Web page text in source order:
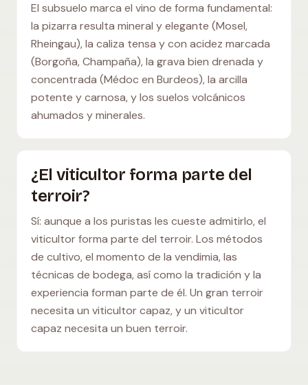
El subsuelo marca el vino de forma fundamental:
la pizarra resulta mineral y elegante (Mosel,
Rheingau), la caliza tensa y con acidez marcada
(Borgoña, Champaña), la grava bien drenada y
concentrada (Médoc en Burdeos), la arcilla
potente y carnosa, y los suelos volcánicos
ahumados y minerales.
¿El viticultor forma parte del
terroir?
Sí: aunque a los puristas les cueste admitirlo, el
viticultor forma parte del terroir. Los métodos
de cultivo, el momento de la vendimia, las
técnicas de bodega, así como la tradición y la
experiencia forman parte de él. Un gran terroir
necesita un viticultor capaz, y un viticultor
capaz necesita un buen terroir.